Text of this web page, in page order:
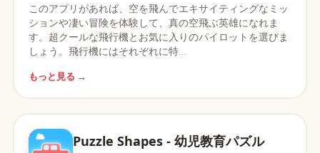
このアプリがあれば、空を飛んでエキサイティングなミッ
ションや凄い冒険を体験して、真の空飛ぶ英雄になれま
す。超クールな飛行機とお気に入りのパイロットを選びま
しょう。飛行機にはそれぞれに特…
もっと見る →
Puzzle Shapes - 幼児教育パズル